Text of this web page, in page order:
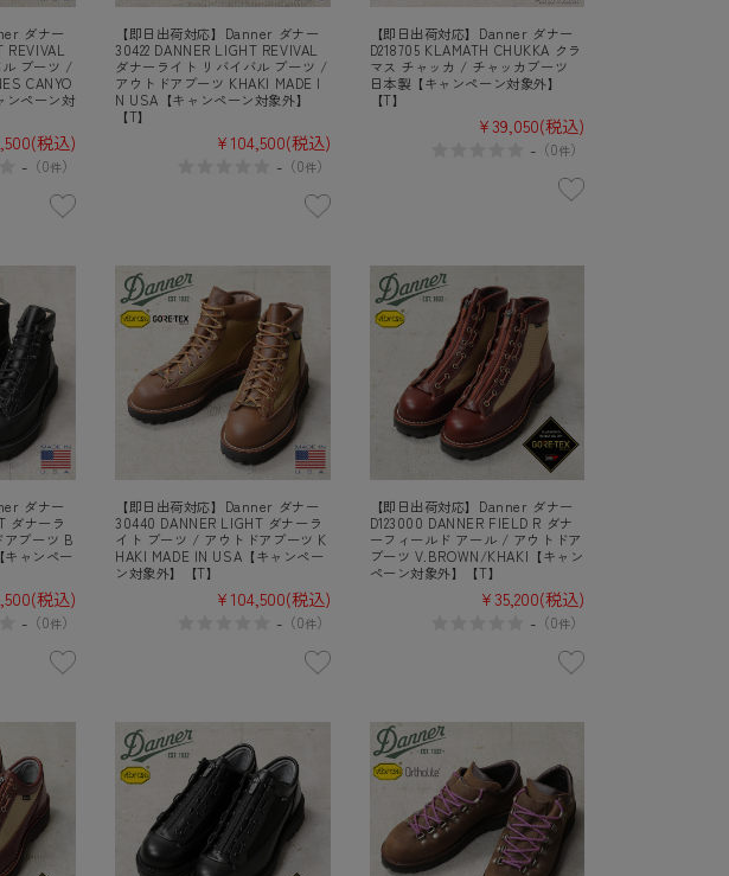
ダナー
ル ブーツ /
CANYO
ンペーン対
(税込)
- （0件）
【即日出荷対応】Danner ダナー
30422 DANNER LIGHT REVIVAL
ダナーライト リバイバル ブーツ /
アウトドアブーツ KHAKI MADE I
N USA【キャンペーン対象外】
【T】
¥104,500(税込)
-（0件）
【即日出荷対応】Danner ダナー
D218705 KLAMATH CHUKKA クラ
マス チャッカ / チャッカブーツ
日本製【キャンペーン対象外】
【T】
¥39,050(税込)
- （0件）
ダナー
ダナーラ
ブーツ B
ャンペー
(税込)
- （0件）
【即日出荷対応】Danner ダナー
30440 DANNER LIGHT ダナーラ
イト ブーツ / アウトドアブーツ K
HAKI MADE IN USA【キャンペー
ン対象外】【T】
¥104,500(税込)
-（0件）
【即日出荷対応】Danner ダナー
D123000 DANNER FIELD R ダナ
ーフィールド アール / アウトドア
ブーツ V.BROWN/KHAKI【キャン
ペーン対象外】【T】
¥35,200(税込)
- （0件）